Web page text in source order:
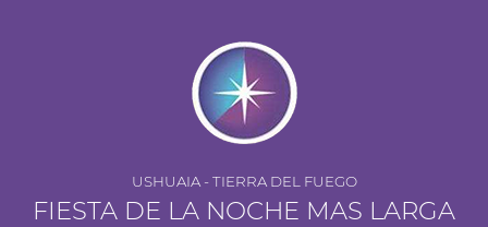
USHUAIA - TIERRA DEL FUEGO
FIESTA DE LA NOCHE MAS LARGA